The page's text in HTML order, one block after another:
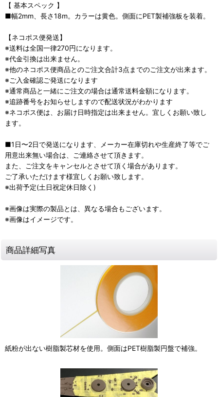
【 基本スペック 】
■幅2mm、長さ18m。カラーは黄色。側面にPET製補強板を装着。
【ネコポス便発送】
※送料は全国一律270円になります。
※代金引換は出来ません。
※他のネコポス便商品とのご注文合計3点までのご注文が出来ます。
※ご入金確認ご発送になります
※通常商品と一緒にご注文の場合は通常送料金額になります。
※追跡番号をお知らせしますので配送状況がわかります
※ネコポス便は、お届け日時指定は出来ません。宜しくお願い致し
ます。
■1日〜2日で発送になります、メーカー在庫切れや生産終了等でご
用意出来無い場合は、ご連絡させて頂きます。
また、ご注文をキャンセルとさせて頂く場合があります。
ご了承いただけます様宜しくお願い致します。
※出荷予定(土日祝定休日除く)
※画像は実際の製品とは、異なる場合もございます。
※画像はイメージです。
商品詳細写真
紙粉が出ない樹脂製芯材を使用。側面はPET樹脂製円盤で補強。